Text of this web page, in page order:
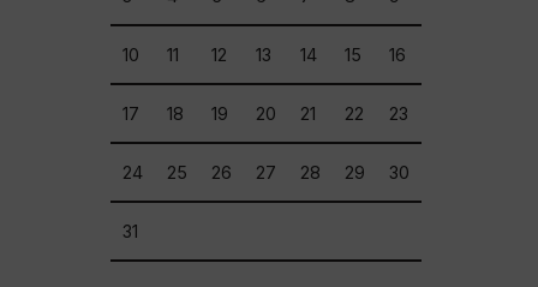
10 11 12 13 14 15 16
17 18 19 20 21 22 23
24 25 26 27 28 29 30
31